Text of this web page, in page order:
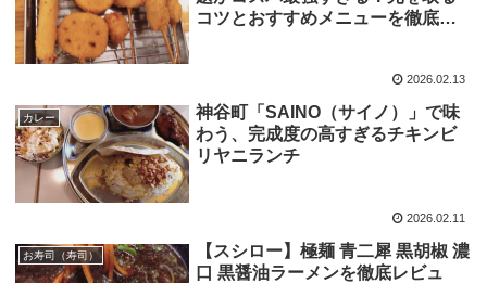
コツとおすすめメニューを徹底解
2026.02.13
カレー
神谷町「SAINO（サイノ）」で味
わう、完成度の高すぎるチキンビ
リヤニランチ
2026.02.11
お寿司（寿司）
【スシロー】極麺 青二犀 黒胡椒 濃
口 黒醤油ラーメンを徹底レビュ